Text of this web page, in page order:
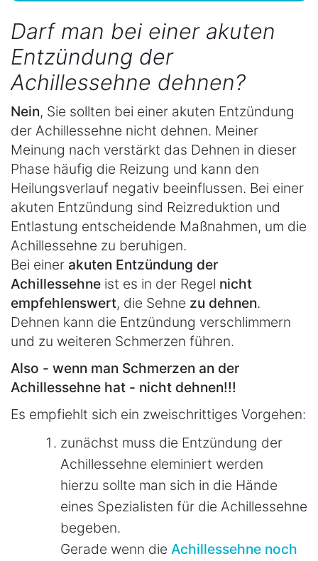
Darf man bei einer akuten
Entzündung der
Achillessehne dehnen?
Nein, Sie sollten bei einer akuten Entzündung
der Achillessehne nicht dehnen. Meiner
Meinung nach verstärkt das Dehnen in dieser
Phase häufig die Reizung und kann den
Heilungsverlauf negativ beeinflussen. Bei einer
akuten Entzündung sind Reizreduktion und
Entlastung entscheidende Maßnahmen, um die
Achillessehne zu beruhigen.
Bei einer akuten Entzündung der
Achillessehne ist es in der Regel nicht
empfehlenswert, die Sehne zu dehnen.
Dehnen kann die Entzündung verschlimmern
und zu weiteren Schmerzen führen.
Also - wenn man Schmerzen an der
Achillessehne hat - nicht dehnen!!!
Es empfiehlt sich ein zweischrittiges Vorgehen:
zunächst muss die Entzündung der
Achillessehne eleminiert werden
hierzu sollte man sich in die Hände
eines Spezialisten für die Achillessehne
begeben.
Gerade wenn die Achillessehne noch